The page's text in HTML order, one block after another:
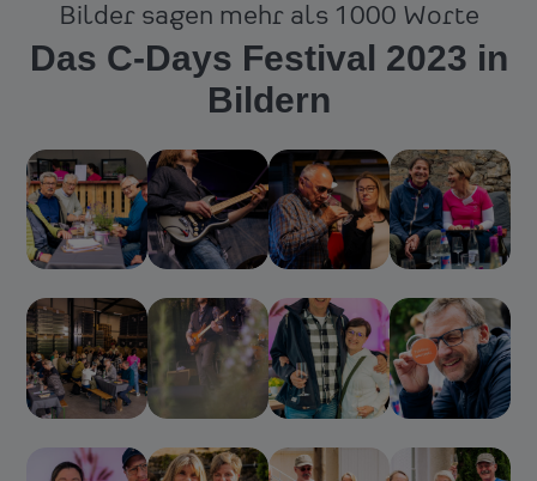
Bilder sagen mehr als 1000 Worte
Das C-Days Festival 2023 in
Bildern